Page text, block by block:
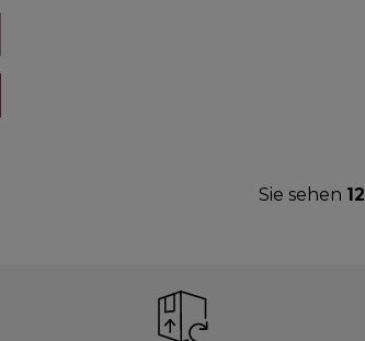
Sie sehen 12